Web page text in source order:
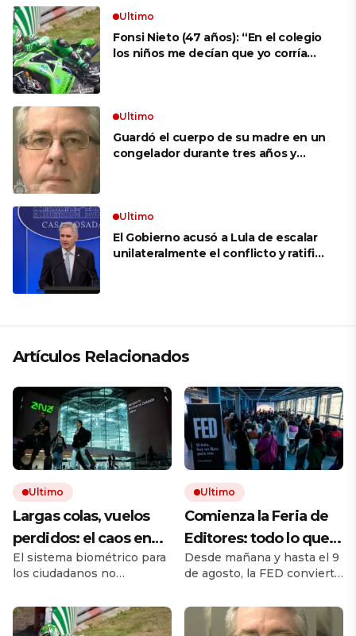
Ultimo
Fonsi Nieto (47 años): “En el colegio
los niños me decían que yo corría
Ultimo
Guardó el cuerpo de su madre en un
congelador durante tres años y
Ultimo
El Gobierno acusó a Lula de escalar
unilateralmente el conflicto y ratificó
Artículos Relacionados
Ultimo
Largas colas, vuelos
perdidos: el caos en
los viajes se desata
tras los nuevos
controles de
pasaportes de la UE
El sistema biométrico para
los ciudadanos no
provocando largos retrasos
y malhumor en los
Ultimo
Comienza la Feria de
Editores: todo lo que
hay que saber para
aprovechar la visita
Desde mañana y hasta el 9
de agosto, la FED convierte
punto de encuentro del
libro independiente. La